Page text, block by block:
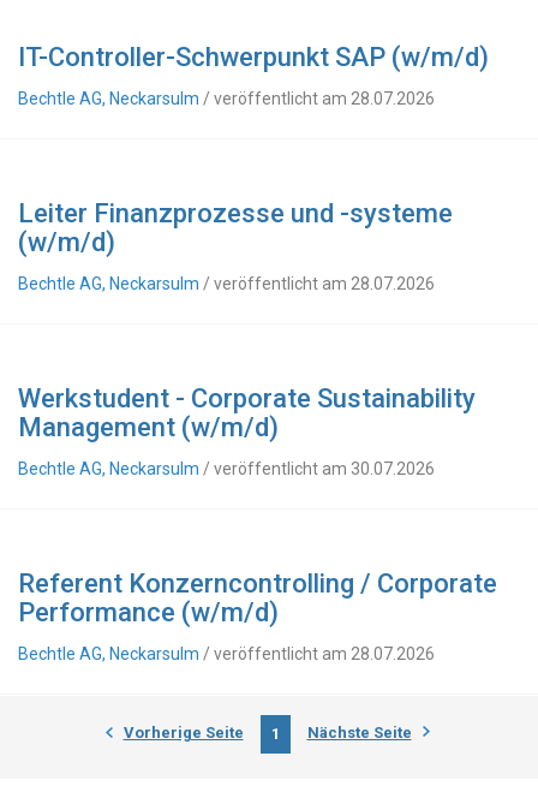
IT-Controller-Schwerpunkt SAP (w/m/d)
Bechtle AG, Neckarsulm / veröffentlicht am 28.07.2026
Leiter Finanzprozesse und -systeme
(w/m/d)
Bechtle AG, Neckarsulm / veröffentlicht am 28.07.2026
Werkstudent - Corporate Sustainability
Management (w/m/d)
Bechtle AG, Neckarsulm / veröffentlicht am 30.07.2026
Referent Konzerncontrolling / Corporate
Performance (w/m/d)
Bechtle AG, Neckarsulm / veröffentlicht am 28.07.2026
Vorherige Seite 1 Nächste Seite